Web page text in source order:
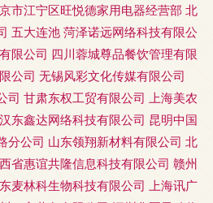
市江宁区旺悦德家用电器经营部 北
五大连池 菏泽诺远网络科技有限公
限公司 四川蓉城尊品餐饮管理有限
公司 无锡风彩文化传媒有限公司
司 甘肃东权工贸有限公司 上海美农
东鑫达网络科技有限公司 昆明中国
分公司 山东领翔新材料有限公司 北
省惠谊共隆信息科技有限公司 赣州
麦林科生物科技有限公司 上海讯广